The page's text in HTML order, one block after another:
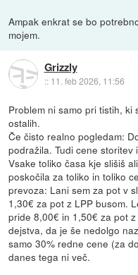
Ampak enkrat se bo
mojem.
Grizzly
:: 11. feb 2026, 11:56
Problem ni samo pri tistih,
ostalih.
Če čisto realno pogledam:
podražila. Tudi cene
Vsake toliko časa kje slišiš
poskočila za toliko in toliko
prevoza: Lani sem za pot v
1,30€ za pot z LPP busom.
pride 8,00€ in 1,50€ za pot
dejstva, da je še nedolgo
samo 30% redne cene (za
danes tega ni več.